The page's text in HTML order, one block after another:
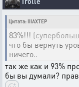
Цитата: IIIAXTEP
83%!!!
что бы вернуть
ничего..
так же как и 93%
бы вы думали?